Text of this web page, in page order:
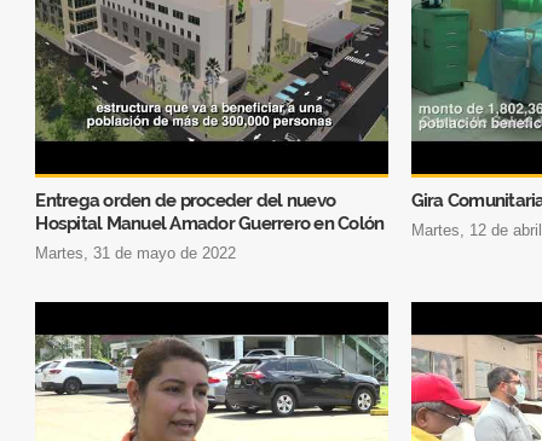
Entrega orden de proceder del nuevo
Hospital Manuel Amador Guerrero en Colón
martes, 31 de mayo de 2022
Gira
martes, 12 de